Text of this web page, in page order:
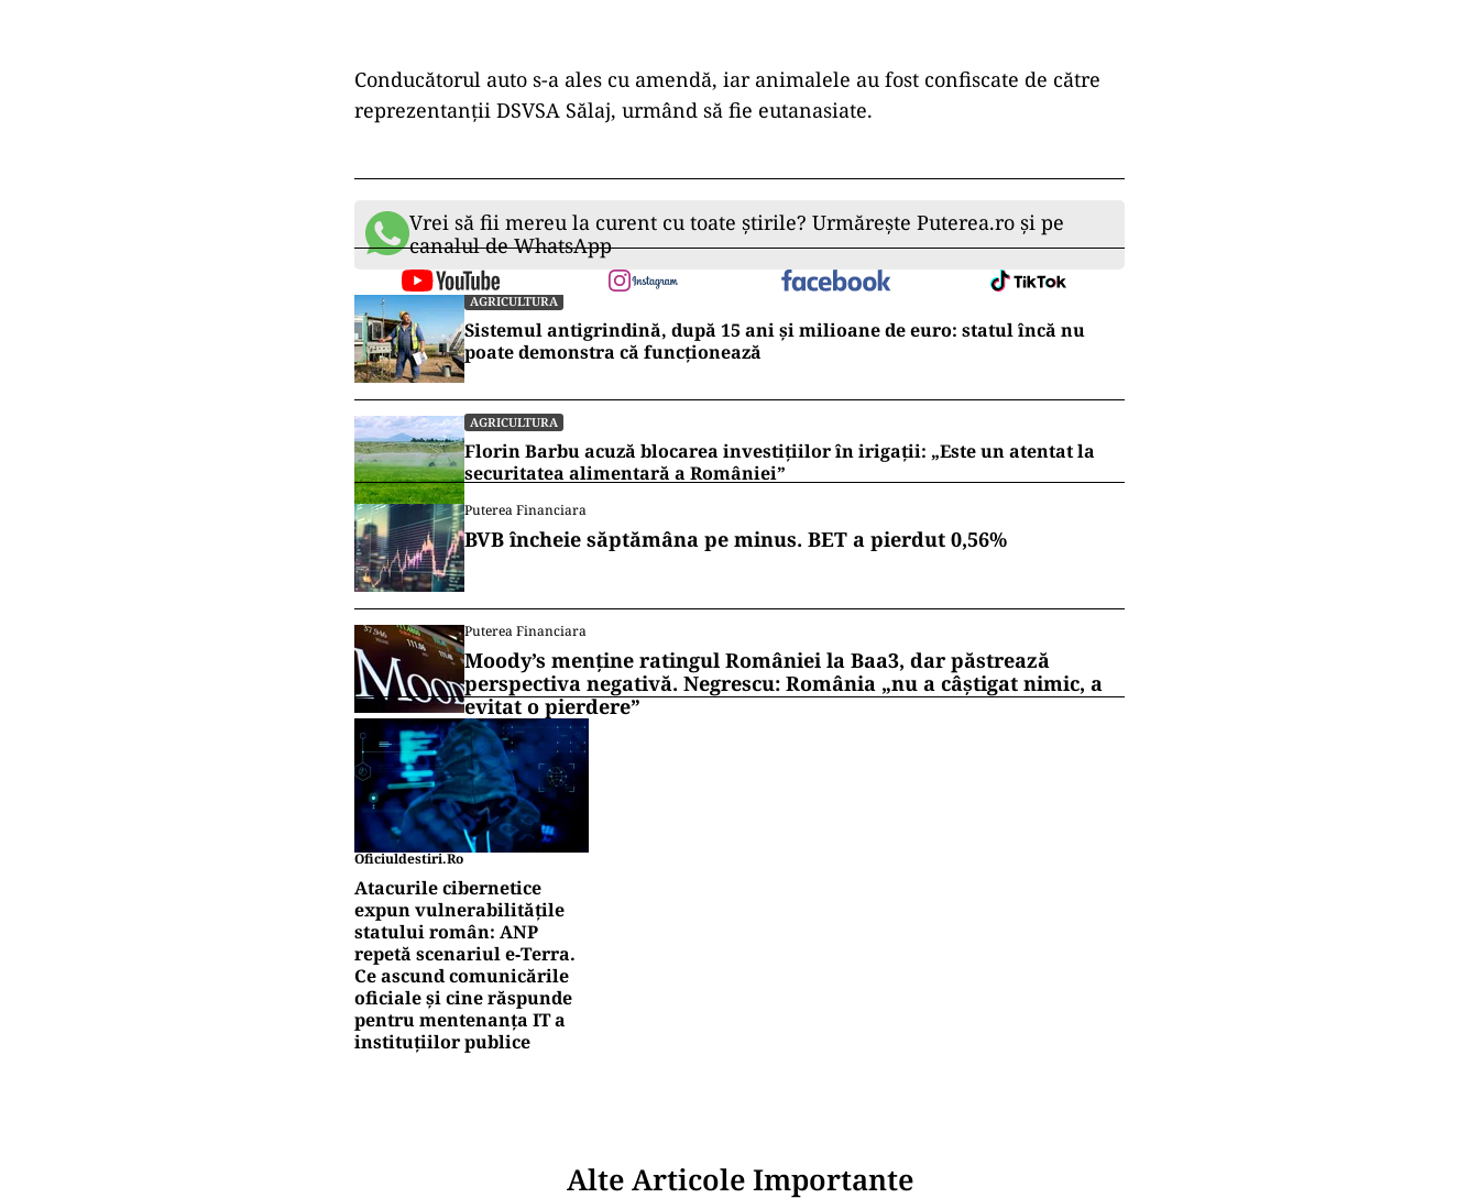
Conducătorul auto s-a ales cu amendă, iar animalele au fost confiscate de către
reprezentanţii DSVSA Sălaj, urmând să fie eutanasiate.
Vrei să fii mereu la curent cu toate știrile? Urmărește Puterea.ro și pe
canalul de WhatsApp
AGRICULTURA
Sistemul antigrindină, după 15 ani și milioane de euro: statul încă nu
poate demonstra că funcționează
AGRICULTURA
Florin Barbu acuză blocarea investițiilor în irigații: „Este un atentat la
securitatea alimentară a României”
Puterea Financiara
BVB încheie săptămâna pe minus. BET a pierdut 0,56%
Puterea Financiara
Moody’s menține ratingul României la Baa3, dar păstrează
perspectiva negativă. Negrescu: România „nu a câștigat nimic, a
evitat o pierdere”
Oficiuldestiri.ro
Atacurile cibernetice
expun vulnerabilitățile
statului român: ANP
repetă scenariul e‑Terra.
Ce ascund comunicările
oficiale și cine răspunde
pentru mentenanța IT a
instituțiilor publice
Alte Articole Importante